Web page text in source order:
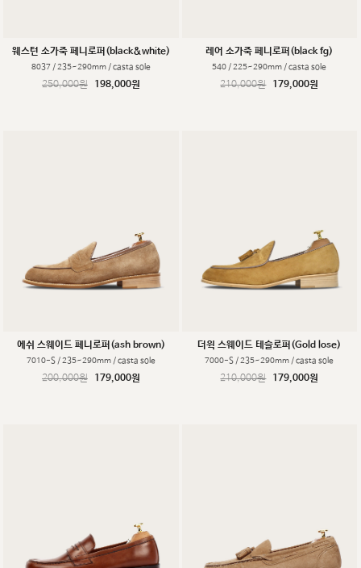
웨스턴 소가죽 페니로퍼(black&white)
8037 / 235~290mm / casta sole
250,000원 198,000원
레어 소가죽 페니로퍼(black fg)
540 / 225~290mm / casta sole
210,000원 179,000원
에쉬 스웨이드 페니로퍼(ash brown)
7010-S / 235~290mm / casta sole
200,000원 179,000원
더윅 스웨이드 테슬로퍼(Gold lose)
7000-S / 235~290mm / casta sole
210,000원 179,000원